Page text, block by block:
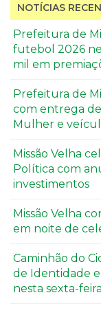
NOTÍCIAS
Prefeitura de
futebol 2026
mil em
Prefeitura de
com entrega
Mulher e
Missão Velha
Política com
investimentos
Missão Velha
em noite de
Caminhão do
de Identidade e
nesta sexta-